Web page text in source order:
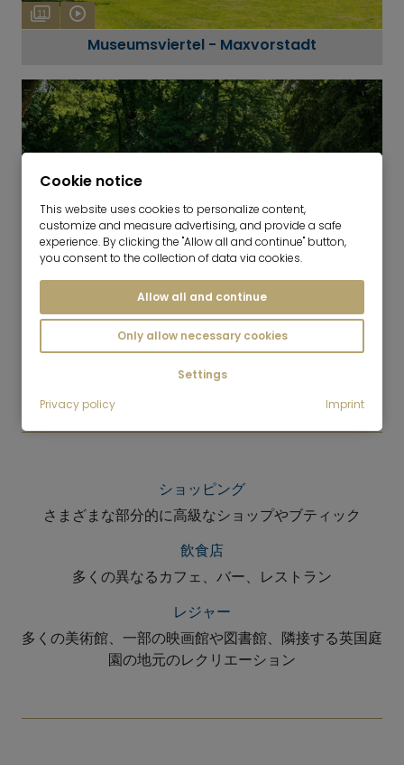
11
Museumsviertel - Maxvorstadt
Englischer Garten - Südteil
ショッピング
さまざまな部分的に高級なショップやブティック
飲食店
多くの異なるカフェ、バー、レストラン
レジャー
多くの美術館、一部の映画館や図書館、隣接する英国庭
園の地元のレクリエーション
Cookie notice
This website uses cookies to personalize content,
customize and measure advertising, and provide a safe
experience. By clicking the "Allow all and continue" button,
you consent to the collection of data via cookies.
Allow all and continue
Only allow necessary cookies
Settings
Privacy policy
Imprint